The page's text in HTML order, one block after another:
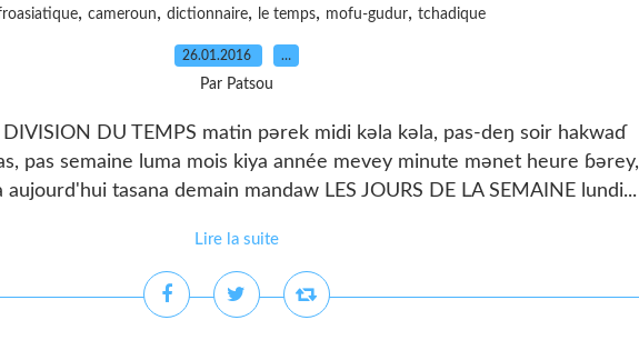
, cameroun, dictionnaire, le temps, mofu-gudur, tchadique
26.01.2016 …
Par Patsou
DU TEMPS matin pərek midi kəla kəla, pas-deŋ soir hakwaɗ
pas semaine luma mois kiya année mevey minute mənet heure ɓərey,
aujourd'hui tasana demain mandaw LES JOURS DE LA SEMAINE lundi...
Lire la suite